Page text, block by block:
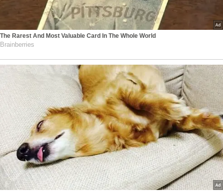
The Rarest And Most Valuable Card In The Whole World
Brainberries